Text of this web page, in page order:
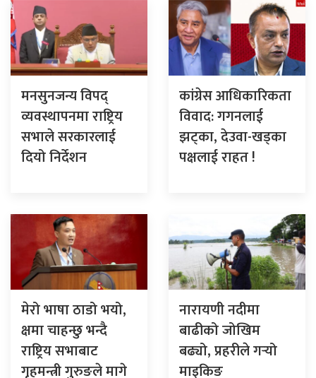
मनसुनजन्य विपद्
व्यवस्थापनमा राष्ट्रिय
सभाले सरकारलाई
दियो निर्देशन
कांग्रेस आधिकारिकता
विवाद: गगनलाई
झट्का, देउवा-खड्का
पक्षलाई राहत !
मेरो भाषा ठाडो भयो,
क्षमा चाहन्छु भन्दै
राष्ट्रिय सभाबाट
गृहमन्त्री गुरुङले मागे
नारायणी नदीमा
बाढीको जोखिम
बढ्यो, प्रहरीले गर्‍यो
माइकिङ